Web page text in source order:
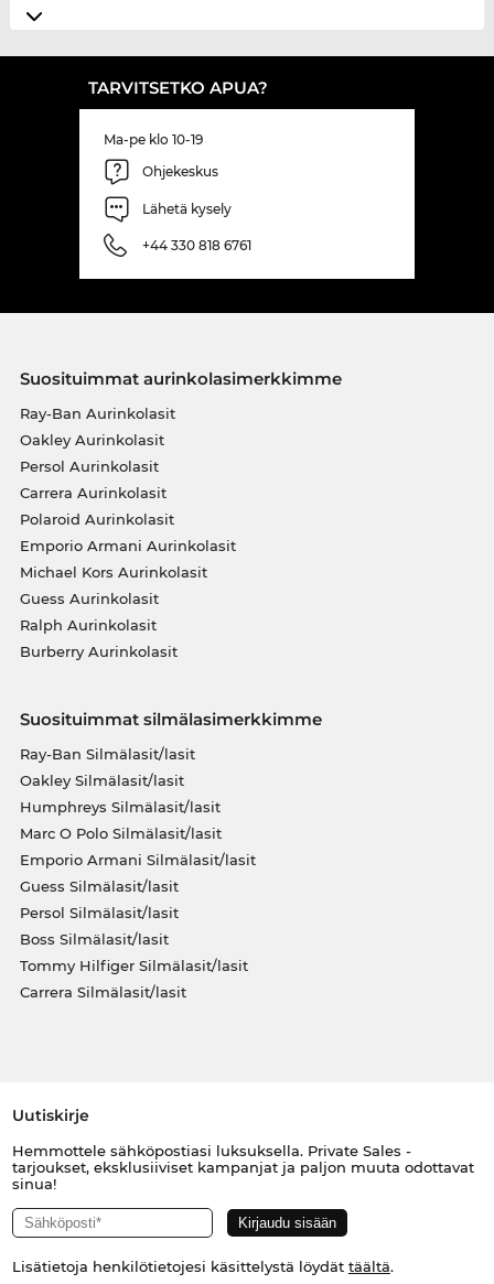
TARVITSETKO APUA?
Ma-pe klo 10-19
Ohjekeskus
Lähetä kysely
+44 330 818 6761
Suosituimmat aurinkolasimerkkimme
Ray-Ban Aurinkolasit
Oakley Aurinkolasit
Persol Aurinkolasit
Carrera Aurinkolasit
Polaroid Aurinkolasit
Emporio Armani Aurinkolasit
Michael Kors Aurinkolasit
Guess Aurinkolasit
Ralph Aurinkolasit
Burberry Aurinkolasit
Suosituimmat silmälasimerkkimme
Ray-Ban Silmälasit/lasit
Oakley Silmälasit/lasit
Humphreys Silmälasit/lasit
Marc O Polo Silmälasit/lasit
Emporio Armani Silmälasit/lasit
Guess Silmälasit/lasit
Persol Silmälasit/lasit
Boss Silmälasit/lasit
Tommy Hilfiger Silmälasit/lasit
Carrera Silmälasit/lasit
Uutiskirje
Hemmottele sähköpostiasi luksuksella. Private Sales -
tarjoukset, eksklusiiviset kampanjat ja paljon muuta odottavat
sinua!
Lisätietoja henkilötietojesi käsittelystä löydät täältä.